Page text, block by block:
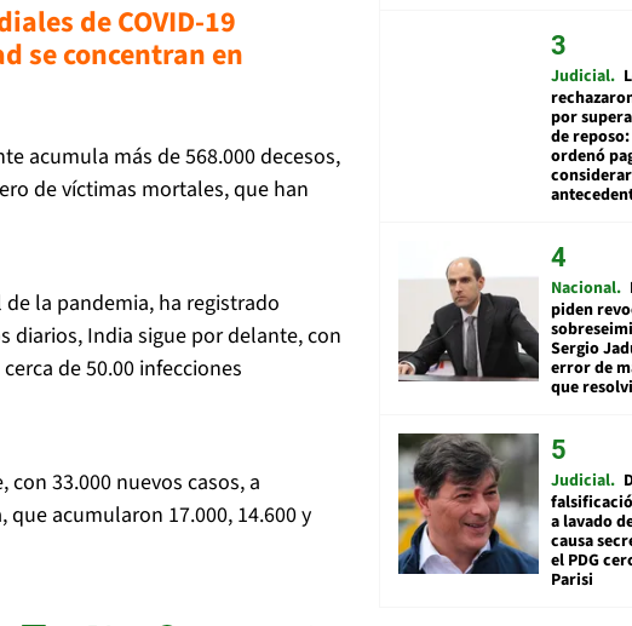
de COVID-19
se concentran en
acumula más de 568.000 decesos,
de víctimas mortales, que han
la pandemia, ha registrado
diarios, India sigue por delante, con
de 50.00 infecciones
33.000 nuevos casos, a
acumularon 17.000, 14.600 y
Judicial
por
de
ordenó
Nacional
piden
Sergio
error de
que
Judicial
a lavado
causa
el PDG
Parisi